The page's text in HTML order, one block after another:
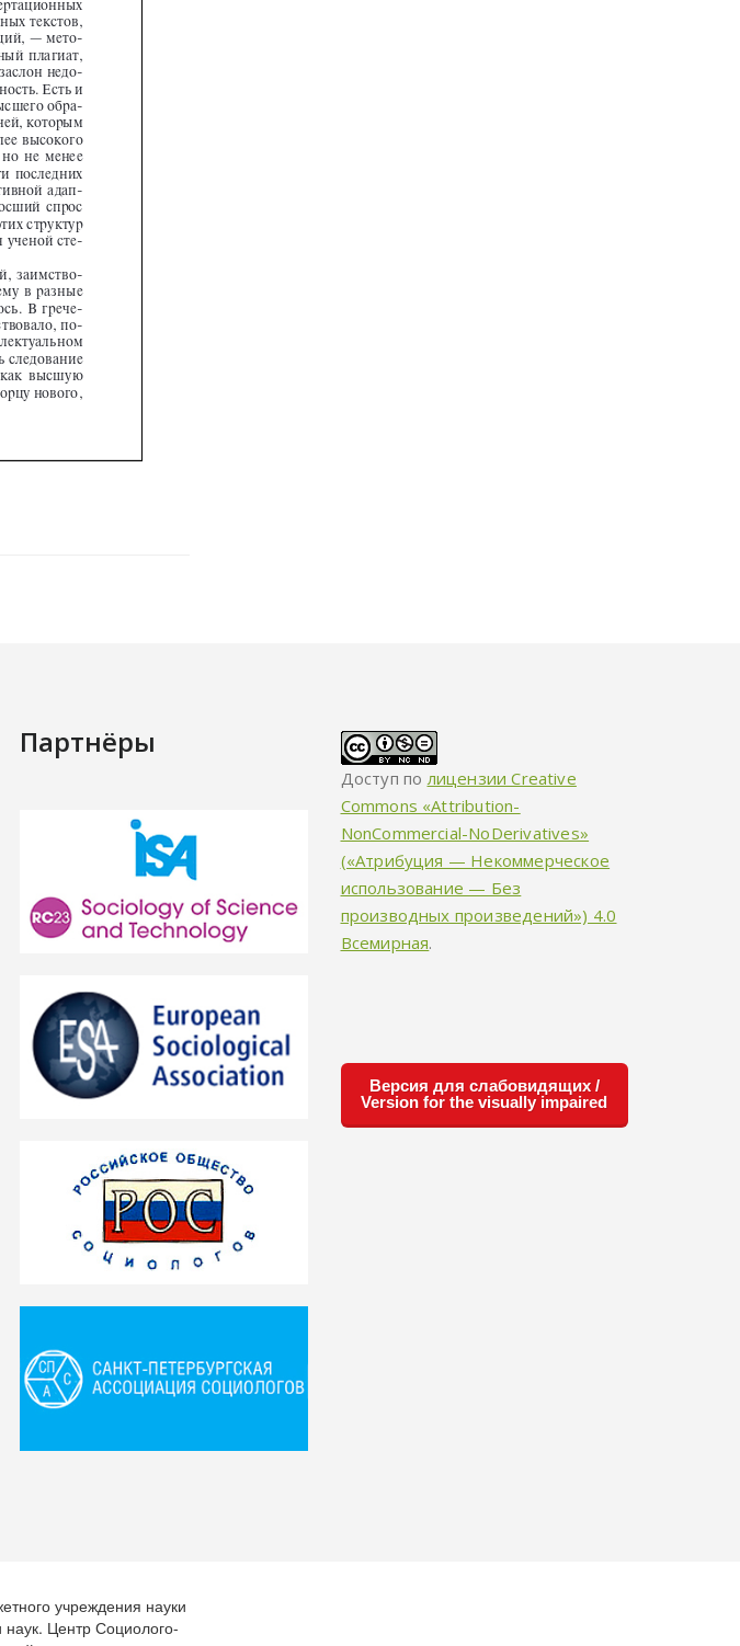
Партнёры
Доступ по лицензии Creative
Commons «Attribution-
NonCommercial-NoDerivatives»
(«Атрибуция — Некоммерческое
использование — Без
производных произведений») 4.0
Всемирная.
Версия для слабовидящих /
Version for the visually impaired
учреждения науки
наук. Центр Социолого-